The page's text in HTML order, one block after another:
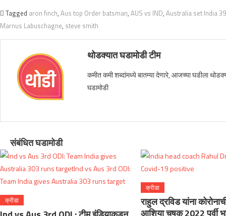
Tagged aron finch, Aus top Order batsman, AUS vs IND, Australia set India
Marnus Labuschagne, steve smith
थोडक्यात घडामोडी टीम
कमीत कमी शब्दांमध्ये बातम्या देणारे, आजच्या घडीला
घडामोडी
संबंधित घडामोडी
क्रीडा
क्रीडा
राहुल द्रविड यांना
आशिया चषक 2022 पूर्वी